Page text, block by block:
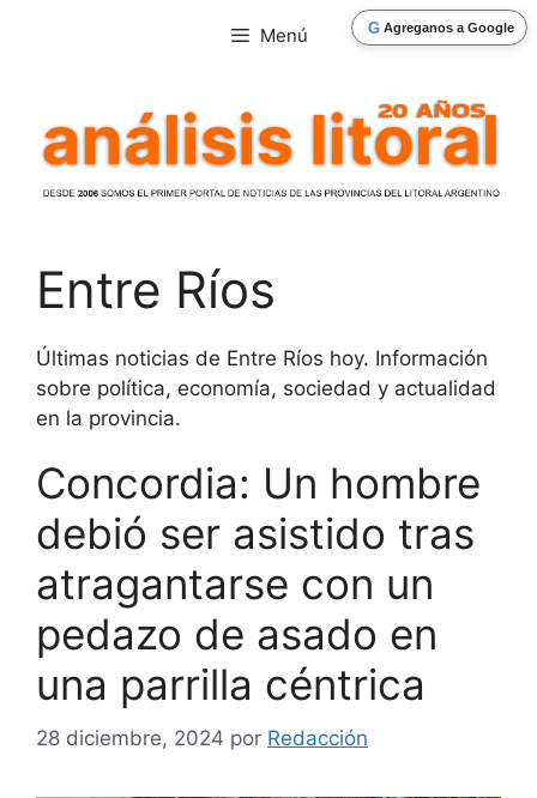
G Agreganos a Google
Menú
Entre Ríos
Últimas noticias de Entre Ríos hoy. Información
sobre política, economía, sociedad y actualidad
en la provincia.
Concordia: Un hombre
debió ser asistido tras
atragantarse con un
pedazo de asado en
una parrilla céntrica
28 diciembre, 2024 por Redacción